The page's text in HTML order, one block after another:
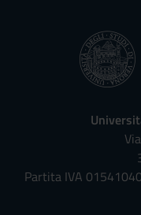
Partita IVA